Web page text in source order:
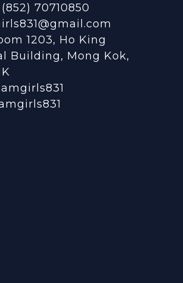
70710850
1203, Ho King
Building, Mong Kok,
amgirls831